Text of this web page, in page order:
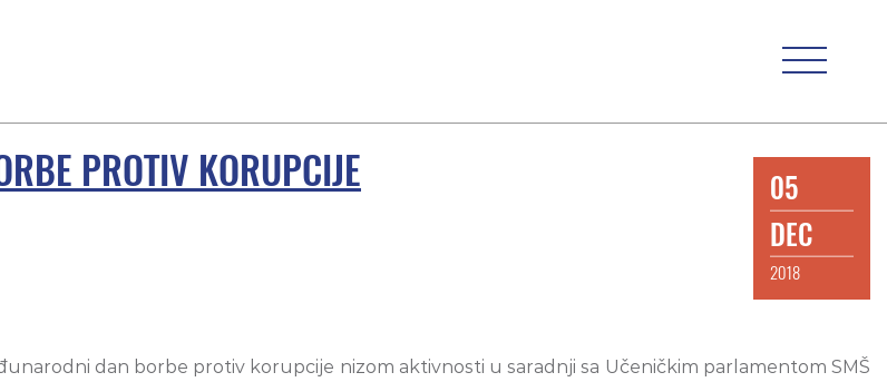
PROTIV KORUPCIJE
05
DEC
2018
dan borbe protiv korupcije nizom aktivnosti u saradnji sa Učeničkim parlamentom SMŠ